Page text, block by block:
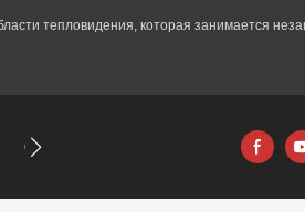
тепловидения, которая занимается
640×512